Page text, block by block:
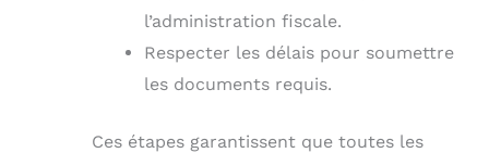
l’administration fiscale.
Respecter les délais pour soumettre
les documents requis.
Ces étapes garantissent que toutes les